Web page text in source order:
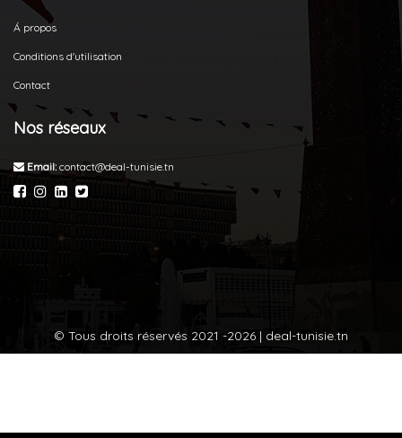
Á propos
Conditions d'utilisation
Contact
Nos réseaux
Email: contact@deal-tunisie.tn
© Tous droits réservés 2021 -2026 | deal-tunisie.tn